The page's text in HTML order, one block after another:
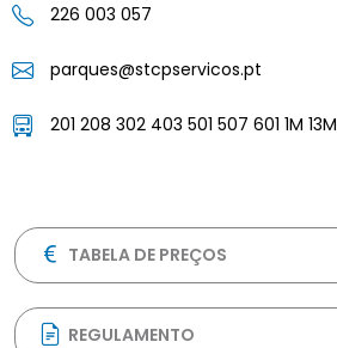
226 003 057
parques@stcpservicos.pt
201 208 302 403 501 507 601 1M 13M
TABELA DE PREÇOS
REGULAMENTO